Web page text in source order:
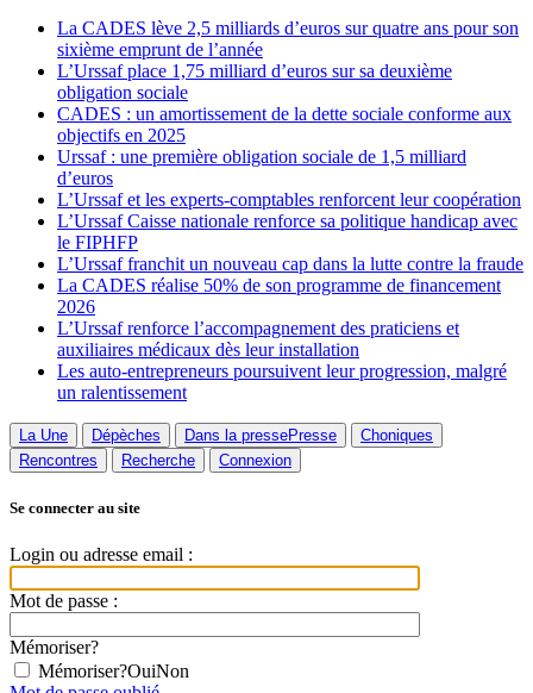
La CADES lève 2,5 milliards d’euros sur quatre ans pour son
sixième emprunt de l’année
L’Urssaf place 1,75 milliard d’euros sur sa deuxième
obligation sociale
CADES : un amortissement de la dette sociale conforme aux
objectifs en 2025
Urssaf : une première obligation sociale de 1,5 milliard
d’euros
L’Urssaf et les experts-comptables renforcent leur coopération
L’Urssaf Caisse nationale renforce sa politique handicap avec
le FIPHFP
L’Urssaf franchit un nouveau cap dans la lutte contre la fraude
La CADES réalise 50% de son programme de financement
2026
L’Urssaf renforce l’accompagnement des praticiens et
auxiliaires médicaux dès leur installation
Les auto-entrepreneurs poursuivent leur progression, malgré
un ralentissement
La Une Dépèches Dans la pressePresse
Choniques
Rencontres
Recherche Connexion
Se connecter au site
Login ou adresse email :
Mot de passe :
Mémoriser?
Mémoriser?OuiNon